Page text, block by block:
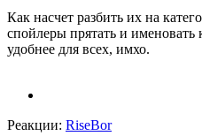
Как насчет разбить их на
спойлеры прятать и именовать
удобнее для всех, имхо.
Реакции: RiseBor